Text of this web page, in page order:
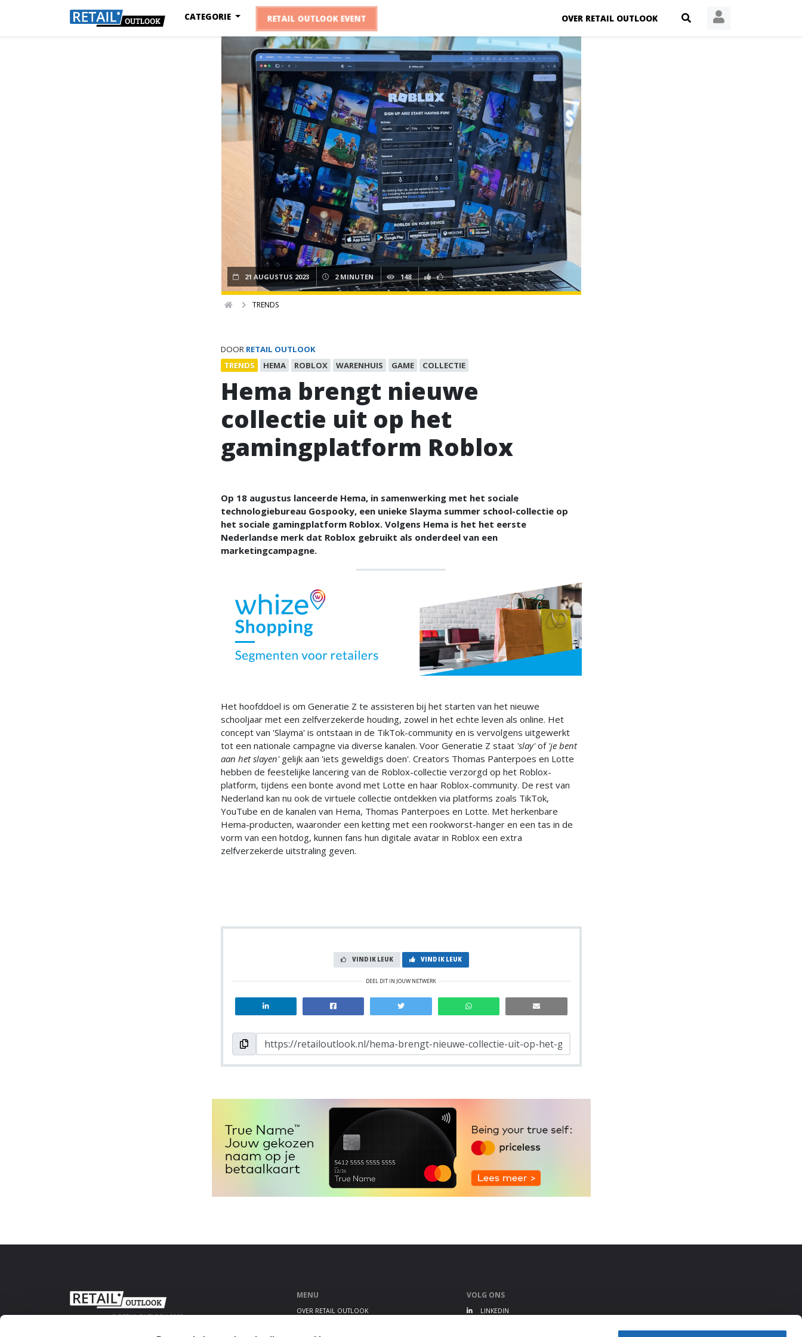
OVER RETAIL OUTLOOK
CATEGORIE RETAIL OUTLOOK EVENT
21 AUGUSTUS 2023 2 MINUTEN 148
TRENDS
DOOR RETAIL OUTLOOK
TRENDS
HEMA ROBLOX WARENHUIS GAME COLLECTIE
Hema brengt nieuwe
collectie uit op het
gamingplatform Roblox
Op 18 augustus lanceerde Hema, in samenwerking met het sociale
technologiebureau Gospooky, een unieke Slayma summer school-collectie op
het sociale gamingplatform Roblox. Volgens Hema is het het eerste
Nederlandse merk dat Roblox gebruikt als onderdeel van een
marketingcampagne.
Het hoofddoel is om Generatie Z te assisteren bij het starten van het nieuwe
schooljaar met een zelfverzekerde houding, zowel in het echte leven als online. Het
concept van 'Slayma' is ontstaan in de TikTok-community en is vervolgens uitgewerkt
tot een nationale campagne via diverse kanalen. Voor Generatie Z staat 'slay'of 'je bent
aan het slayen'gelijk aan 'iets geweldigs doen'. Creators Thomas Panterpoes en Lotte
hebben de feestelijke lancering van de Roblox-collectie verzorgd op het Roblox-
platform, tijdens een bonte avond met Lotte en haar Roblox-community. De rest van
Nederland kan nu ook de virtuele collectie ontdekken via platforms zoals TikTok,
YouTube en de kanalen van Hema, Thomas Panterpoes en Lotte. Met herkenbare
Hema-producten, waaronder een ketting met een rookworst-hanger en een tas in de
vorm van een hotdog, kunnen fans hun digitale avatar in Roblox een extra
zelfverzekerde uitstraling geven.
VIND IK LEUK VIND IK LEUK
DEEL DIT IN JOUW NETWERK
© RETAIL OUTLOOK 2020
MENU
OVER RETAIL OUTLOOK
VOLG ONS
LINKEDIN